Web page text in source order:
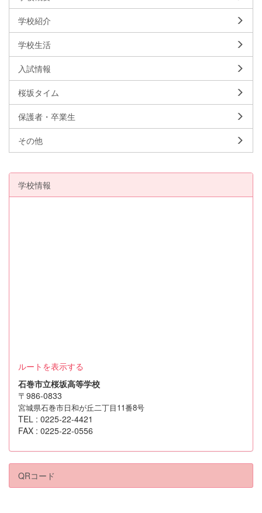
学校紹介
学校生活
入試情報
桜坂タイム
保護者・卒業生
その他
学校情報
ルートを表示する
石巻市立桜坂高等学校
〒986-0833
宮城県石巻市日和が丘二丁目11番8号
TEL : 0225-22-4421
FAX : 0225-22-0556
QRコード